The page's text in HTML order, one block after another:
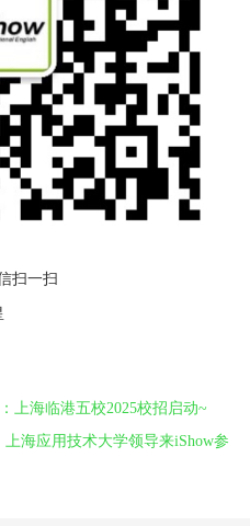
扫一扫
上海临港五校2025校招启动~
海应用技术大学领导来iShow参